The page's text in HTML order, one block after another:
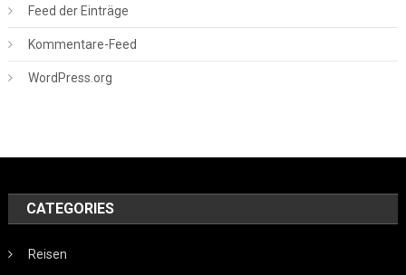
Feed der Einträge
Kommentare-Feed
WordPress.org
CATEGORIES
Reisen